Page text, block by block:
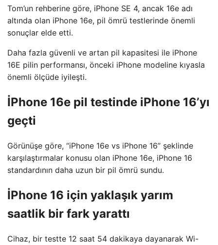
Tom’un rehberine göre, iPhone SE 4, ancak 16e adı
altında olan iPhone 16e, pil ömrü testlerinde önemli
sonuçlar elde etti.
Daha fazla güvenli ve artan pil kapasitesi ile iPhone
16E pilin performansı, önceki iPhone modeline kıyasla
önemli ölçüde iyileşti.
İPhone 16e pil testinde iPhone 16’yı
geçti
Görünüşe göre, “iPhone 16e vs iPhone 16” şeklinde
karşılaştırmalar konusu olan iPhone 16e, iPhone 16
standardının daha uzun bir pil ömrü sundu.
İPhone 16 için yaklaşık yarım
saatlik bir fark yarattı
Cihaz, bir testte 12 saat 54 dakikaya dayanarak Wi-